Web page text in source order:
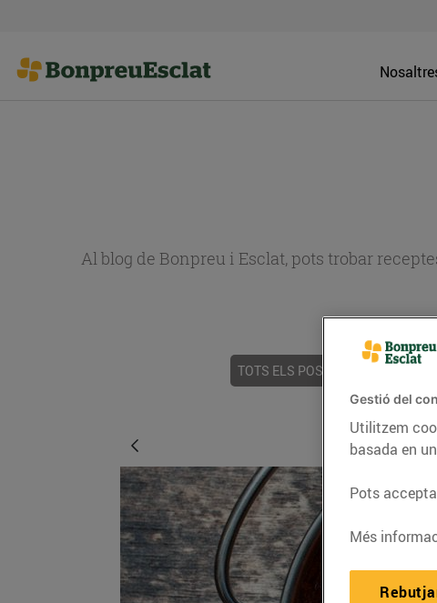
Al blog de Bonpreu i Esclat, pots trobar
TOTS ELS POSTS
Gestió del
Utilitzem
basada en
Pots
Més